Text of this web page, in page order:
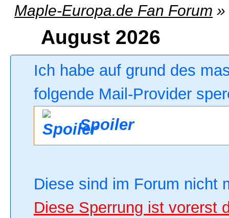
Maple-Europa.de Fan Forum »
August 2026
Ich habe auf grund des
folgende Mail-Provider
Spoiler
Diese sind im Forum nicht
Diese Sperrung ist vorerst